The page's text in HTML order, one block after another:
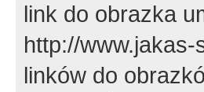
link do obrazka
http://
linków do